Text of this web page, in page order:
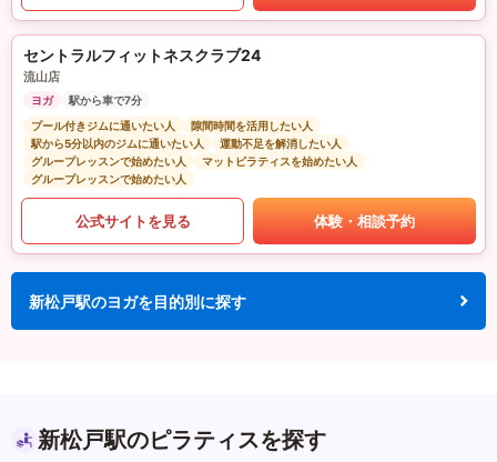
セントラルフィットネスクラブ24
流山店
ヨガ
駅から車で7分
プール付きジムに通いたい人
隙間時間を活用したい人
駅から5分以内のジムに通いたい人
運動不足を解消したい人
グループレッスンで始めたい人
マットピラティスを始めたい人
グループレッスンで始めたい人
公式サイトを見る 体験・相談予約
新松戸駅のヨガを目的別に探す
新松戸駅のピラティスを探す